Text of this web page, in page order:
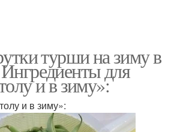
турши на зиму в
для
и в зиму»:
и в зиму»: